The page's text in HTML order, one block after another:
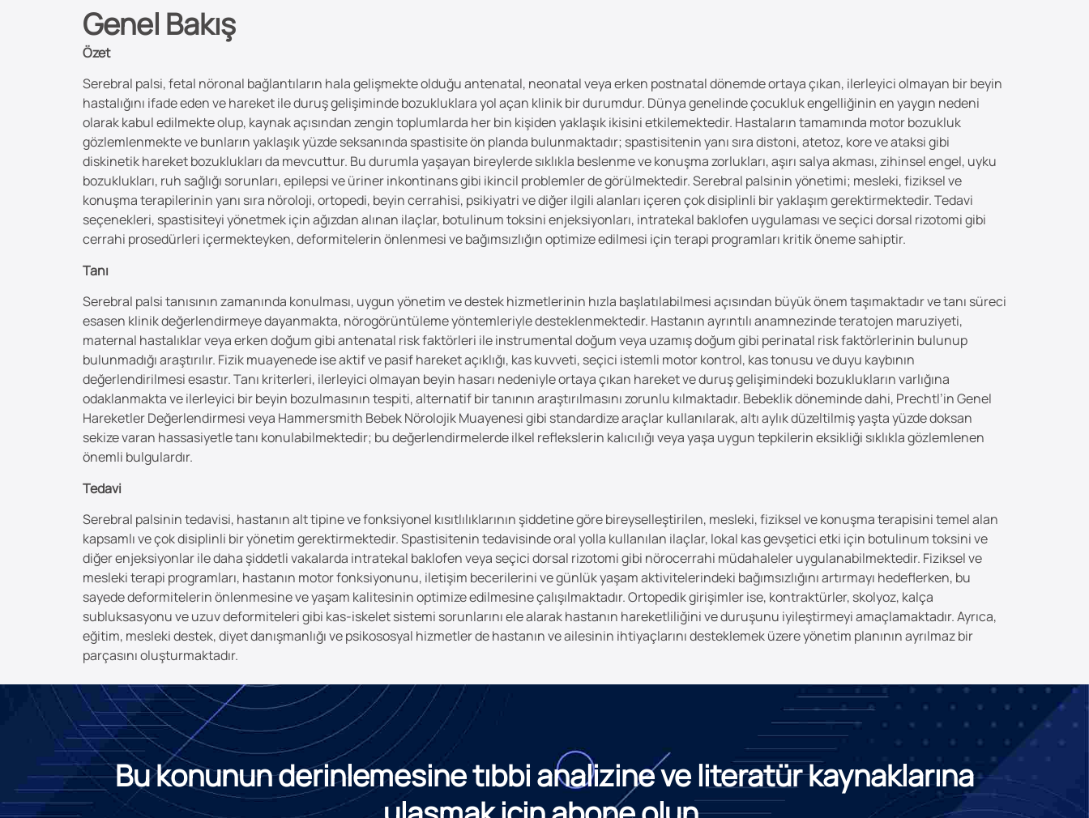
Genel Bakış
Özet
Serebral palsi, fetal nöronal bağlantıların hala gelişmekte olduğu antenatal, neonatal veya erken postnatal dönemde ortaya çıkan, ilerleyici olmayan bir beyin
hastalığını ifade eden ve hareket ile duruş gelişiminde bozukluklara yol açan klinik bir durumdur. Dünya genelinde çocukluk engelliğinin en yaygın nedeni
olarak kabul edilmekte olup, kaynak açısından zengin toplumlarda her bin kişiden yaklaşık ikisini etkilemektedir. Hastaların tamamında motor bozukluk
gözlemlenmekte ve bunların yaklaşık yüzde seksanında spastisite ön planda bulunmaktadır; spastisitenin yanı sıra distoni, atetoz, kore ve ataksi gibi
diskinetik hareket bozuklukları da mevcuttur. Bu durumla yaşayan bireylerde sıklıkla beslenme ve konuşma zorlukları, aşırı salya akması, zihinsel engel, uyku
bozuklukları, ruh sağlığı sorunları, epilepsi ve üriner inkontinans gibi ikincil problemler de görülmektedir. Serebral palsinin yönetimi; mesleki, fiziksel ve
konuşma terapilerinin yanı sıra nöroloji, ortopedi, beyin cerrahisi, psikiyatri ve diğer ilgili alanları içeren çok disiplinli bir yaklaşım gerektirmektedir. Tedavi
seçenekleri, spastisiteyi yönetmek için ağızdan alınan ilaçlar, botulinum toksini enjeksiyonları, intratekal baklofen uygulaması ve seçici dorsal rizotomi gibi
cerrahi prosedürleri içermekteyken, deformitelerin önlenmesi ve bağımsızlığın optimize edilmesi için terapi programları kritik öneme sahiptir.
Tanı
Serebral palsi tanısının zamanında konulması, uygun yönetim ve destek hizmetlerinin hızla başlatılabilmesi açısından büyük önem taşımaktadır ve tanı süreci
esasen klinik değerlendirmeye dayanmakta, nörogörüntüleme yöntemleriyle desteklenmektedir. Hastanın ayrıntılı anamnezinde teratojen maruziyeti,
maternal hastalıklar veya erken doğum gibi antenatal risk faktörleri ile instrumental doğum veya uzamış doğum gibi perinatal risk faktörlerinin bulunup
bulunmadığı araştırılır. Fizik muayenede ise aktif ve pasif hareket açıklığı, kas kuvveti, seçici istemli motor kontrol, kas tonusu ve duyu kaybının
değerlendirilmesi esastır. Tanı kriterleri, ilerleyici olmayan beyin hasarı nedeniyle ortaya çıkan hareket ve duruş gelişimindeki bozuklukların varlığına
odaklanmakta ve ilerleyici bir beyin bozulmasının tespiti, alternatif bir tanının araştırılmasını zorunlu kılmaktadır. Bebeklik döneminde dahi, Prechtl’in Genel
Hareketler Değerlendirmesi veya Hammersmith Bebek Nörolojik Muayenesi gibi standardize araçlar kullanılarak, altı aylık düzeltilmiş yaşta yüzde doksan
sekize varan hassasiyetle tanı konulabilmektedir; bu değerlendirmelerde ilkel reflekslerin kalıcılığı veya yaşa uygun tepkilerin eksikliği sıklıkla gözlemlenen
önemli bulgulardır.
Tedavi
Serebral palsinin tedavisi, hastanın alt tipine ve fonksiyonel kısıtlılıklarının şiddetine göre bireyselleştirilen, mesleki, fiziksel ve konuşma terapisini temel alan
kapsamlı ve çok disiplinli bir yönetim gerektirmektedir. Spastisitenin tedavisinde oral yolla kullanılan ilaçlar, lokal kas gevşetici etki için botulinum toksini ve
diğer enjeksiyonlar ile daha şiddetli vakalarda intratekal baklofen veya seçici dorsal rizotomi gibi nörocerrahi müdahaleler uygulanabilmektedir. Fiziksel ve
mesleki terapi programları, hastanın motor fonksiyonunu, iletişim becerilerini ve günlük yaşam aktivitelerindeki bağımsızlığını artırmayı hedeflerken, bu
sayede deformitelerin önlenmesine ve yaşam kalitesinin optimize edilmesine çalışılmaktadır. Ortopedik girişimler ise, kontraktürler, skolyoz, kalça
subluksasyonu ve uzuv deformiteleri gibi kas-iskelet sistemi sorunlarını ele alarak hastanın hareketliliğini ve duruşunu iyileştirmeyi amaçlamaktadır. Ayrıca,
eğitim, mesleki destek, diyet danışmanlığı ve psikososyal hizmetler de hastanın ve ailesinin ihtiyaçlarını desteklemek üzere yönetim planının ayrılmaz bir
parçasını oluşturmaktadır.
Bu konunun derinlemesine tıbbi analizine ve literatür kaynaklarına